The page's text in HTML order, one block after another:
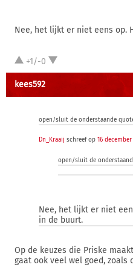
Nee, het lijkt er niet eens op.
+1/-0
kees592
open/sluit de onderstaande
Dn_Kraaij schreef op 16
open/sluit de
Nee, het lijkt er niet
in de buurt.
Op de keuzes die Priske
gaat ook veel wel goed, zoals